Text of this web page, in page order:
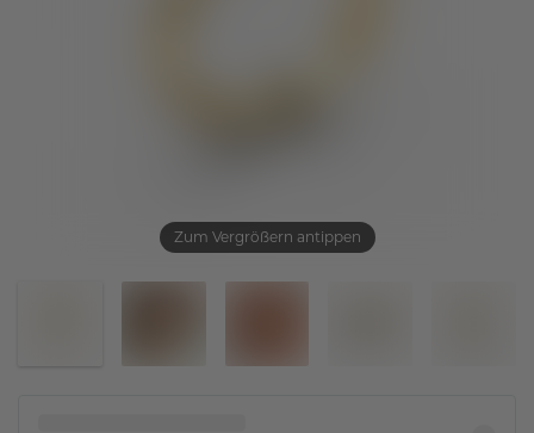
Zum Vergrößern antippen